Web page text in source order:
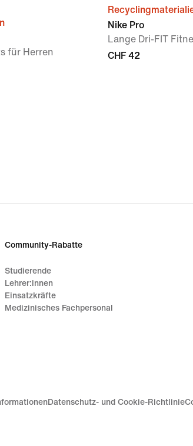
für Herren
Nike Pro
Lange Dri-FIT
CHF 42
Community-Rabatte
Studierende
Lehrer:innen
Einsatzkräfte
Medizinisches Fachpersonal
Datenschutz- und Cookie-Richtlinie